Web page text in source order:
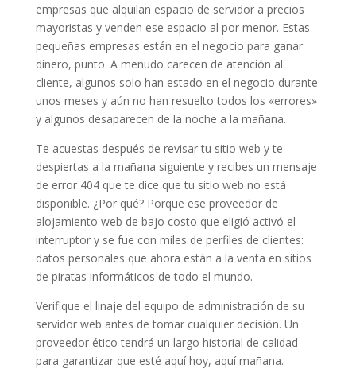
empresas que alquilan espacio de servidor a precios
mayoristas y venden ese espacio al por menor. Estas
pequeñas empresas están en el negocio para ganar
dinero, punto. A menudo carecen de atención al
cliente, algunos solo han estado en el negocio durante
unos meses y aún no han resuelto todos los «errores»
y algunos desaparecen de la noche a la mañana.
Te acuestas después de revisar tu sitio web y te
despiertas a la mañana siguiente y recibes un mensaje
de error 404 que te dice que tu sitio web no está
disponible. ¿Por qué? Porque ese proveedor de
alojamiento web de bajo costo que eligió activó el
interruptor y se fue con miles de perfiles de clientes:
datos personales que ahora están a la venta en sitios
de piratas informáticos de todo el mundo.
Verifique el linaje del equipo de administración de su
servidor web antes de tomar cualquier decisión. Un
proveedor ético tendrá un largo historial de calidad
para garantizar que esté aquí hoy, aquí mañana.